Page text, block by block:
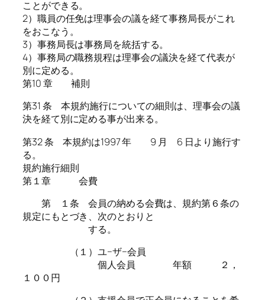
ことができる。
2）職員の任免は理事会の議を経て事務局長がこれ
をおこなう。
3）事務局長は事務局を統括する。
4）事務局の職務規程は理事会の議決を経て代表が
別に定める。
第10 章 補則
第31 条 本規約施行についての細則は、理事会の議
決を経て別に定める事が出来る。
第32 条 本規約は1997 年 9 月 6 日より施行す
る。
規約施行細則
第１章 会費
第 １条 会員の納める会費は、規約第６条の
規定にもとづき、次のとおりと
する。
（１）ユ−ザ−会員
個人会員 年額 ２，
１００円